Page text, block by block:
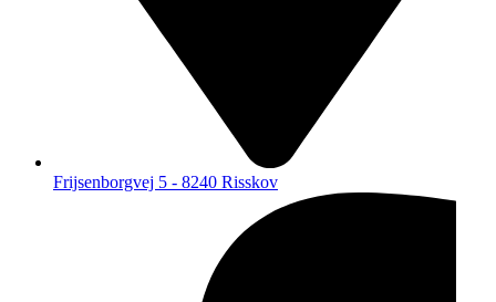
Frijsenborgvej 5 - 8240 Risskov